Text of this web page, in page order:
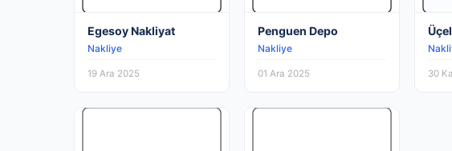
Egesoy Nakliyat
Nakliye
19 Ara 2025
Penguen Depo
Nakliye
01 Ara 2025 30